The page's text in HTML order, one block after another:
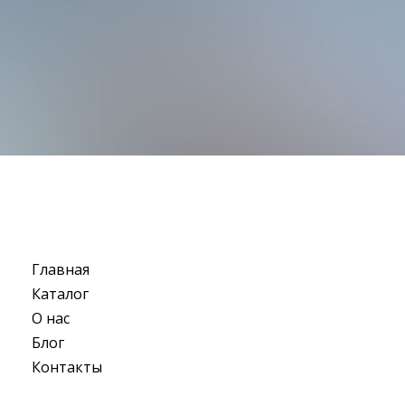
Главная
Каталог
О нас
Блог
Контакты